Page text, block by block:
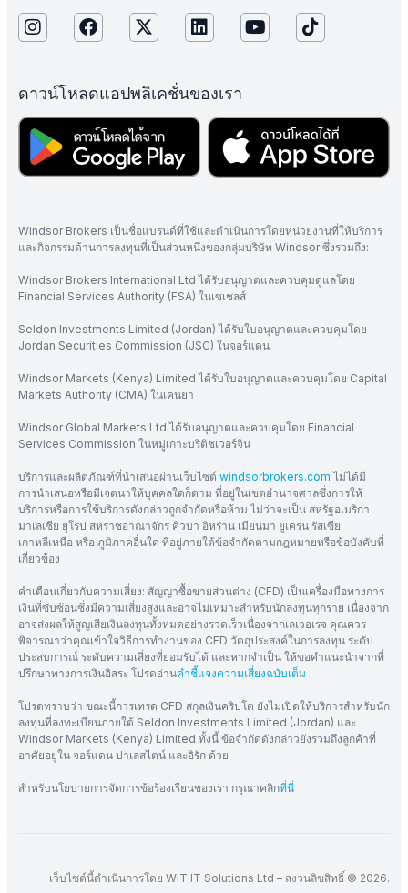
ดาวน์โหลดแอปพลิเคชั่นของเรา
Windsor Brokers เป็นชื่อแบรนด์ที่ใช้และดำเนินการโดยหน่วยงานที่ให้บริการ
และกิจกรรมด้านการลงทุนที่เป็นส่วนหนึ่งของกลุ่มบริษัท Windsor ซึ่งรวมถึง:
Windsor Brokers International Ltd ได้รับอนุญาตและควบคุมดูแลโดย
Financial Services Authority (FSA) ในเซเชลส์
Seldon Investments Limited (Jordan) ได้รับใบอนุญาตและควบคุมโดย
Jordan Securities Commission (JSC) ในจอร์แดน
Windsor Markets (Kenya) Limited ได้รับใบอนุญาตและควบคุมโดย Capital
Markets Authority (CMA) ในเคนยา
Windsor Global Markets Ltd ได้รับอนุญาตและควบคุมโดย Financial
Services Commission ในหมู่เกาะบริติชเวอร์จิน
บริการและผลิตภัณฑ์ที่นำเสนอผ่านเว็บไซต์ windsorbrokers.com ไม่ได้มี
การนำเสนอหรือมีเจตนาให้บุคคลใดก็ตาม ที่อยู่ในเขตอำนาจศาลซึ่งการให้
บริการหรือการใช้บริการดังกล่าวถูกจำกัดหรือห้าม ไม่ว่าจะเป็น สหรัฐอเมริกา
มาเลเซีย ยุโรป สหราชอาณาจักร คิวบา อิหร่าน เมียนมา ยูเครน รัสเซีย
เกาหลีเหนือ หรือ ภูมิภาคอื่นใด ที่อยู่ภายใต้ข้อจำกัดตามกฎหมายหรือข้อบังคับที่
เกี่ยวข้อง
คำเตือนเกี่ยวกับความเสี่ยง: สัญญาซื้อขายส่วนต่าง (CFD) เป็นเครื่องมือทางการ
เงินที่ซับซ้อนซึ่งมีความเสี่ยงสูงและอาจไม่เหมาะสำหรับนักลงทุนทุกราย เนื่องจาก
อาจส่งผลให้สูญเสียเงินลงทุนทั้งหมดอย่างรวดเร็วเนื่องจากเลเวอเรจ คุณควร
พิจารณาว่าคุณเข้าใจวิธีการทำงานของ CFD วัตถุประสงค์ในการลงทุน ระดับ
ประสบการณ์ ระดับความเสี่ยงที่ยอมรับได้ และหากจำเป็น ให้ขอคำแนะนำจากที่
ปรึกษาทางการเงินอิสระ โปรดอ่านคำชี้แจงความเสี่ยงฉบับเต็ม
โปรดทราบว่า ขณะนี้การเทรด CFD สกุลเงินคริปโต ยังไม่เปิดให้บริการสำหรับนัก
ลงทุนที่ลงทะเบียนภายใต้ Seldon Investments Limited (Jordan) และ
Windsor Markets (Kenya) Limited ทั้งนี้ ข้อจำกัดดังกล่าวยังรวมถึงลูกค้าที่
อาศัยอยู่ใน จอร์แดน ปาเลสไตน์ และอิรัก ด้วย
สำหรับนโยบายการจัดการข้อร้องเรียนของเรา กรุณาคลิกที่นี่
เว็บไซต์นี้ดำเนินการโดย WIT IT Solutions Ltd – สงวนลิขสิทธิ์ © 2026.